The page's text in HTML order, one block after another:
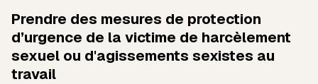
Prendre des mesures de protection
d’urgence de la victime de harcèlement
sexuel ou d'agissements sexistes au
travail